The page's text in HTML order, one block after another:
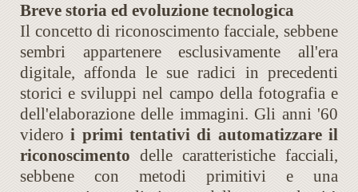
Breve storia ed evoluzione tecnologica
Il concetto di riconoscimento facciale, sebbene
sembri appartenere esclusivamente all'era
digitale, affonda le sue radici in precedenti
storici e sviluppi nel campo della fotografia e
dell'elaborazione delle immagini. Gli anni '60
videroi primi tentativi di automatizzare il
riconoscimento delle caratteristiche facciali,
sebbene con metodi primitivi e una